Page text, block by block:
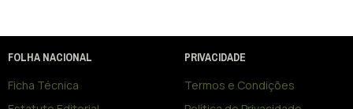
FOLHA NACIONAL
Ficha Técnica
PRIVACIDADE
Termos e Condições